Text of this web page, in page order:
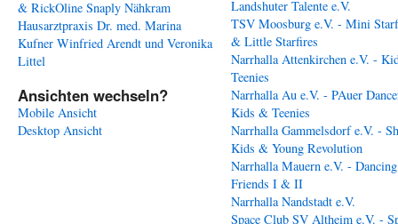
& RickOline Snaply Nähkram
Hausarztpraxis Dr. med. Marina
Kufner Winfried Arendt und Veronika
Littel
Ansichten wechseln?
Mobile Ansicht
Desktop Ansicht
Landshuter Talente e.V.
TSV Moosburg e.V. - Mini
& Little Starfires
Narrhalla Attenkirchen e.V. -
Teenies
Narrhalla Au e.V. - PAuer
Kids & Teenies
Narrhalla Gammelsdorf e.V. -
Kids & Young Revolution
Narrhalla Mauern e.V. - Dancing
Friends I & II
Narrhalla Nandstadt e.V.
Space Club SV Altheim e.V. -